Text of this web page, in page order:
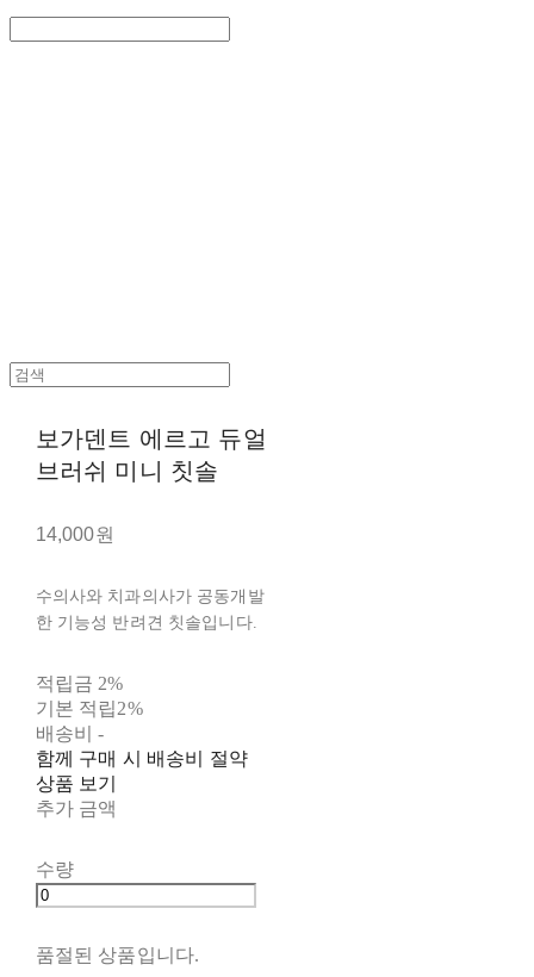
보가덴트 에르고 듀얼
브러쉬 미니 칫솔
14,000원
수의사와 치과의사가 공동개발
한 기능성 반려견 칫솔입니다.
적립금 2%
기본 적립2%
배송비-
함께 구매 시 배송비 절약
상품 보기
추가 금액
수량
품절된 상품입니다.